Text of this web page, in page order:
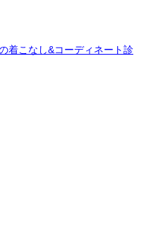
着こなし&コーディネート診